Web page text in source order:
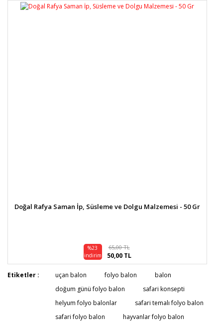
Doğal Rafya Saman İp, Süsleme ve Dolgu Malzemesi - 50 Gr
%23
indirim
65,00 TL
50,00 TL
Etiketler : uçan balon folyo balon
balon
doğum günü folyo balon
safari konsepti
helyum folyo balonlar
safari temalı folyo balon
safari folyo balon
hayvanlar folyo balon